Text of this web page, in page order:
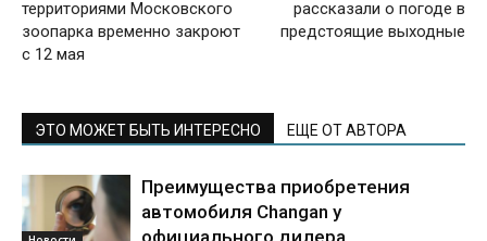
территориями Московского
зоопарка временно закроют
с 12 мая
рассказали о погоде в
предстоящие выходные
ЭТО МОЖЕТ БЫТЬ ИНТЕРЕСНО ЕЩЕ ОТ АВТОРА
Преимущества приобретения
автомобиля Changan у
официального дилера